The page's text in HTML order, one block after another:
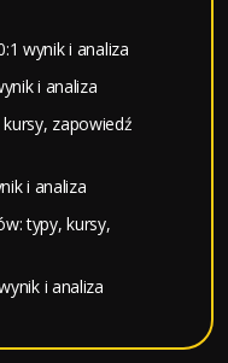
wynik i analiza
i analiza
zapowiedź
i analiza
typy, kursy,
i analiza